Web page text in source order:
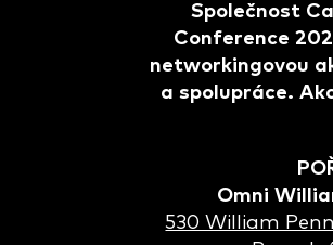
Společnost
Conference
networkingovou
a spolupráce.
Omni
530 William